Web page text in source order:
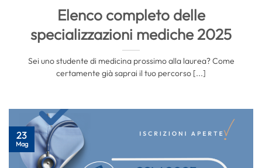
Elenco completo delle
specializzazioni mediche 2025
Sei uno studente di medicina prossimo alla laurea? Come
certamente già saprai il tuo percorso [...]
23
Mag